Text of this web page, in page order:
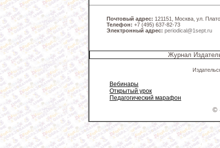
Почтовый адрес: 121151, Москва, ул.
Телефон: +7 (495) 637-82-73
Электронный адрес: periodical@1sept.ru
Журнал
Вебинары
Открытый урок
Педагогический марафон
©